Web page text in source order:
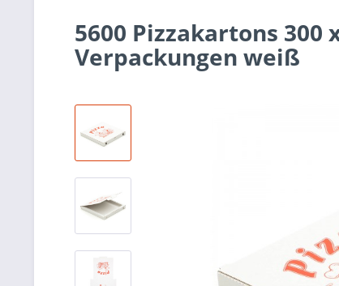
5600 Pizzakartons 300
Verpackungen weiß